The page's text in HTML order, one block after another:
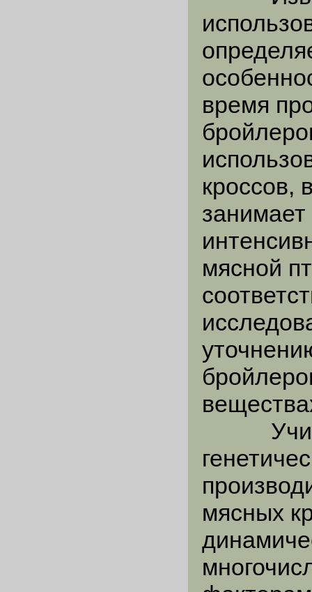
время
кроссов,
мясной
мясных